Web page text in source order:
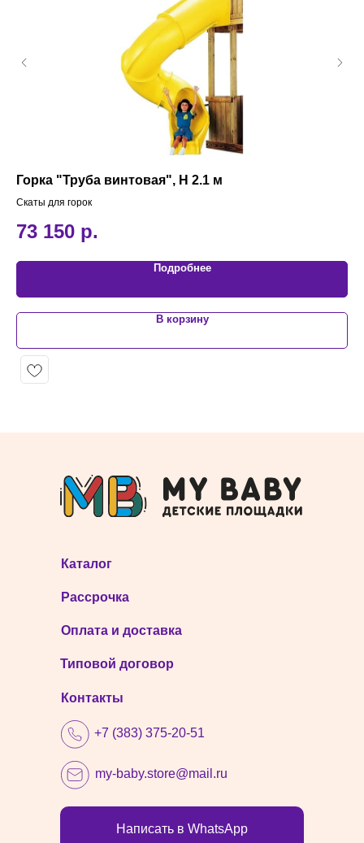
Горка "Труба винтовая", H 2.1 м
Скаты для горок
73 150 р.
Подробнее
В корзину
Каталог
Контакты
+7 (383) 375-20-51
my-baby.store@mail.ru
Рассрочка
Оплата и доставка
Написать в WhatsApp
Типовой договор